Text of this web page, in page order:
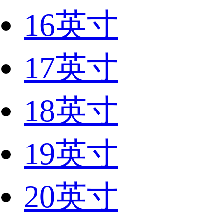
16英寸
17英寸
18英寸
19英寸
20英寸